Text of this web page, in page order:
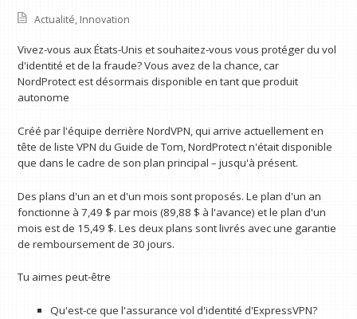
Actualité, Innovation
Vivez-vous aux États-Unis et souhaitez-vous vous protéger du vol
d'identité et de la fraude? Vous avez de la chance, car
NordProtect est désormais disponible en tant que produit
autonome
Créé par l'équipe derrière NordVPN, qui arrive actuellement en
tête de liste VPN du Guide de Tom, NordProtect n'était disponible
que dans le cadre de son plan principal – jusqu'à présent.
Des plans d'un an et d'un mois sont proposés. Le plan d'un an
fonctionne à 7,49 $ par mois (89,88 $ à l'avance) et le plan d'un
mois est de 15,49 $. Les deux plans sont livrés avec une garantie
de remboursement de 30 jours.
Tu aimes peut-être
Qu'est-ce que l'assurance vol d'identité d'ExpressVPN?